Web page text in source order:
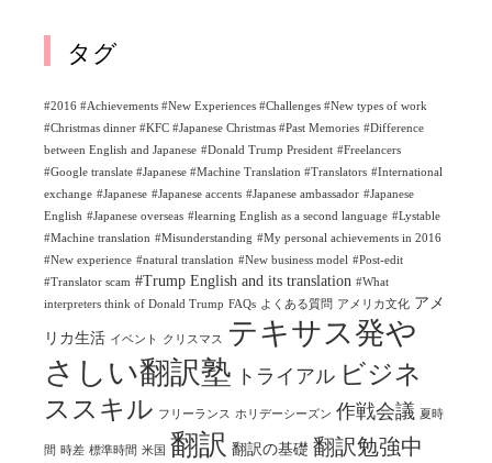
タグ
#2016 #Achievements #New Experiences #Challenges #New types of work
#Christmas dinner #KFC #Japanese Christmas #Past Memories #Difference
between English and Japanese #Donald Trump President #Freelancers
#Google translate #Japanese #Machine Translation #Translators #International
exchange #Japanese #Japanese accents #Japanese ambassador #Japanese
English #Japanese overseas #learning English as a second language #Lystable
#Machine translation #Misunderstanding #My personal achievements in 2016
#New experience #natural translation #New business model #Post-edit
#Translator scam #Trump English and its translation #What
interpreters think of Donald Trump FAQs よくある質問 アメリカ文化 アメ
リカ生活 イベント クリスマス
テキサス発や
さしい翻訳塾 トライアル ビジネ
ススキル フリーランス ホリデーシーズン 作戦会議 夏時
間 時差 標準時間 米国 翻訳 翻訳の基礎 翻訳勉強中